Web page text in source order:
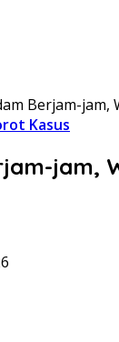
Berjam-jam,
Kasus
jam,